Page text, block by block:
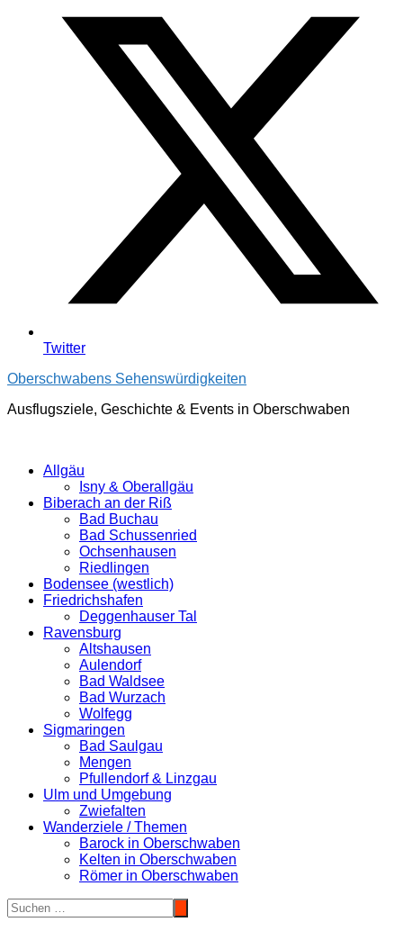
Twitter
Oberschwabens Sehenswürdigkeiten
Ausflugsziele, Geschichte & Events in Oberschwaben
Allgäu
Isny & Oberallgäu
Biberach an der Riß
Bad Buchau
Bad Schussenried
Ochsenhausen
Riedlingen
Bodensee (westlich)
Friedrichshafen
Deggenhauser Tal
Ravensburg
Altshausen
Aulendorf
Bad Waldsee
Bad Wurzach
Wolfegg
Sigmaringen
Bad Saulgau
Mengen
Pfullendorf & Linzgau
Ulm und Umgebung
Zwiefalten
Wanderziele / Themen
Barock in Oberschwaben
Kelten in Oberschwaben
Römer in Oberschwaben